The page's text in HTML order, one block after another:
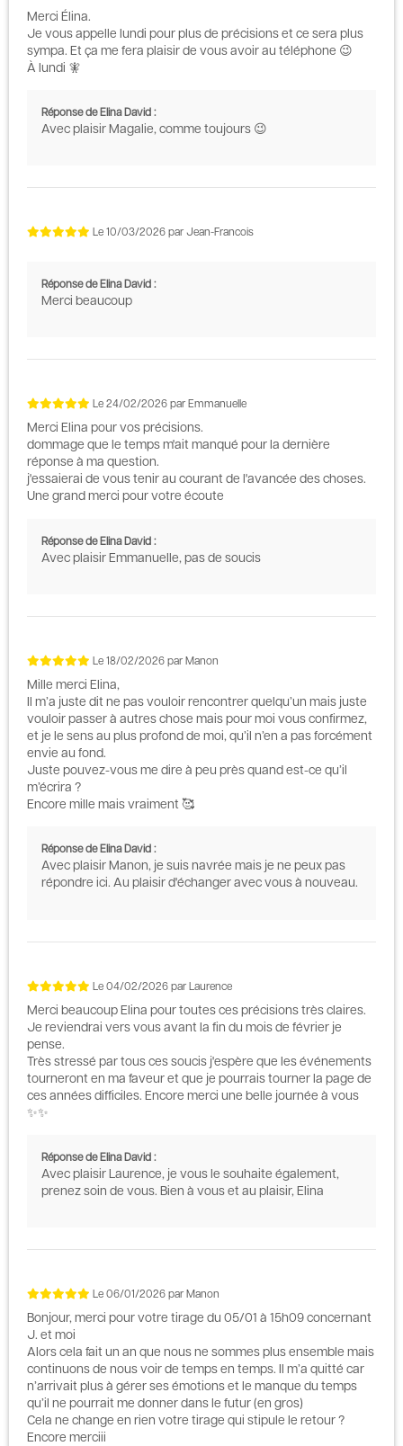
Merci Élina.
Je vous appelle lundi pour plus de précisions et ce sera plus
sympa. Et ça me fera plaisir de vous avoir au téléphone 😉
À lundi 🧚
Réponse de Elina David :
Avec plaisir Magalie, comme toujours 😉
Le 10/03/2026 par Jean-Francois
Réponse de Elina David :
Merci beaucoup
Le 24/02/2026 par Emmanuelle
Merci Elina pour vos précisions.
dommage que le temps m'ait manqué pour la dernière
réponse à ma question.
j'essaierai de vous tenir au courant de l'avancée des choses.
Une grand merci pour votre écoute
Réponse de Elina David :
Avec plaisir Emmanuelle, pas de soucis
Le 18/02/2026 par Manon
Mille merci Elina,
Il m’a juste dit ne pas vouloir rencontrer quelqu’un mais juste
vouloir passer à autres chose mais pour moi vous confirmez,
et je le sens au plus profond de moi, qu’il n’en a pas forcément
envie au fond.
Juste pouvez-vous me dire à peu près quand est-ce qu’il
m’écrira ?
Encore mille mais vraiment 🥰
Réponse de Elina David :
Avec plaisir Manon, je suis navrée mais je ne peux pas
répondre ici. Au plaisir d'échanger avec vous à nouveau.
Le 04/02/2026 par Laurence
Merci beaucoup Elina pour toutes ces précisions très claires.
Je reviendrai vers vous avant la fin du mois de février je
pense.
Très stressé par tous ces soucis j'espère que les événements
tourneront en ma faveur et que je pourrais tourner la page de
ces années difficiles. Encore merci une belle journée à vous
✨✨
Réponse de Elina David :
Avec plaisir Laurence, je vous le souhaite également,
prenez soin de vous. Bien à vous et au plaisir, Elina
Le 06/01/2026 par Manon
Bonjour, merci pour votre tirage du 05/01 à 15h09 concernant
J. et moi
Alors cela fait un an que nous ne sommes plus ensemble mais
continuons de nous voir de temps en temps. Il m’a quitté car
n’arrivait plus à gérer ses émotions et le manque du temps
qu’il ne pourrait me donner dans le futur (en gros)
Cela ne change en rien votre tirage qui stipule le retour ?
Encore merciii